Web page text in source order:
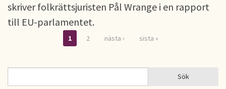
skriver folkrättsjuristen Pål Wrange i en rapport
till EU-parlamentet.
Sidor
1 2 nästa › sista »
SÖKFORMULÄR Sök